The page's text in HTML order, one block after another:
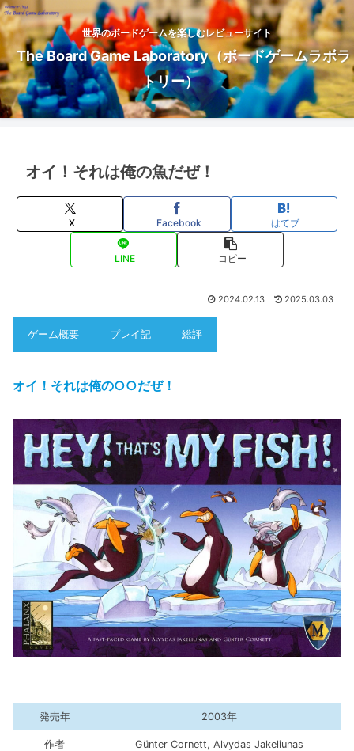
世界のボードゲームを楽しむレビューサイト
The Board Game Laboratory（ボードゲームラボラ
トリー）
オイ！それは俺の魚だぜ！
X Facebook はてブ
LINE コピー
2024.02.13 2025.03.03
ゲーム概要 プレイ記 総評
オイ！それは俺の○○だぜ！
発売年 2003年
作者 Günter Cornett, Alvydas Jakeliunas